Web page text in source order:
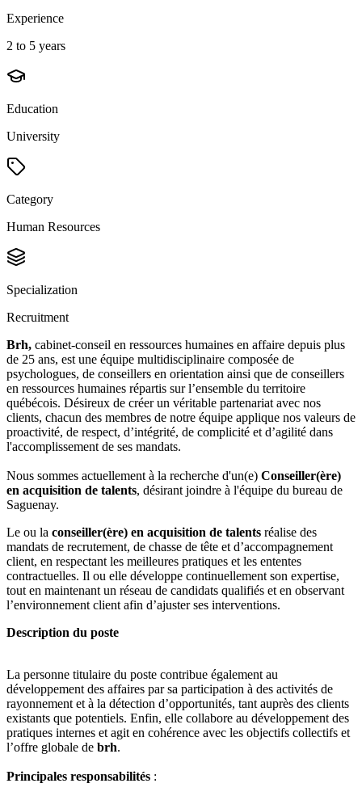
Experience
2 to 5 years
Education
University
Category
Human Resources
Specialization
Recruitment
Brh, cabinet-conseil en ressources humaines en affaire depuis plus
de 25 ans, est une équipe multidisciplinaire composée de
psychologues, de conseillers en orientation ainsi que de conseillers
en ressources humaines répartis sur l’ensemble du territoire
québécois. Désireux de créer un véritable partenariat avec nos
clients, chacun des membres de notre équipe applique nos valeurs de
proactivité, de respect, d’intégrité, de complicité et d’agilité dans
l'accomplissement de ses mandats.
Nous sommes actuellement à la recherche d'un(e) Conseiller(ère)
en acquisition de talents, désirant joindre à l'équipe du bureau de
Saguenay.
Le ou la conseiller(ère) en acquisition de talents réalise des
mandats de recrutement, de chasse de tête et d’accompagnement
client, en respectant les meilleures pratiques et les ententes
contractuelles. Il ou elle développe continuellement son expertise,
tout en maintenant un réseau de candidats qualifiés et en observant
l’environnement client afin d’ajuster ses interventions.
Description du poste
La personne titulaire du poste contribue également au
développement des affaires par sa participation à des activités de
rayonnement et à la détection d’opportunités, tant auprès des clients
existants que potentiels. Enfin, elle collabore au développement des
pratiques internes et agit en cohérence avec les objectifs collectifs et
l’offre globale de brh.
Principales responsabilités :